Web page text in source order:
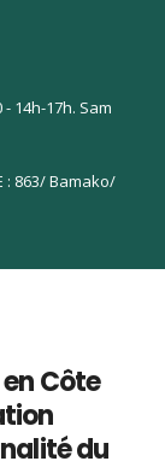
14h-17h. Sam
: 863/ Bamako/
Côte
du